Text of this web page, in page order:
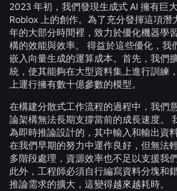
2023 年初，我們發現生成式 AI 擁有巨
Roblox 上的創作。為了充分發揮這項潛
年的大部分時間裡，致力於優化機器學
構的效能與效率。 得益於這些優化，我
嵌入向量生成的運算成本。首先，我們
統，使其能夠在大型資料集上進行訓練
上運行擁有數十億參數的模型。
在構建分散式工作流程的過程中，我們
論架構無法長期支撐當前的成長速度。
為即時推論設計的，其中輸入和輸出資
在我們早期的努力中運作良好，但無法
多階段處理，資源效率也不足以支援我
此外，工程師必須自行編寫資料分塊和
推論需求的擴大，這變得越來越耗時。